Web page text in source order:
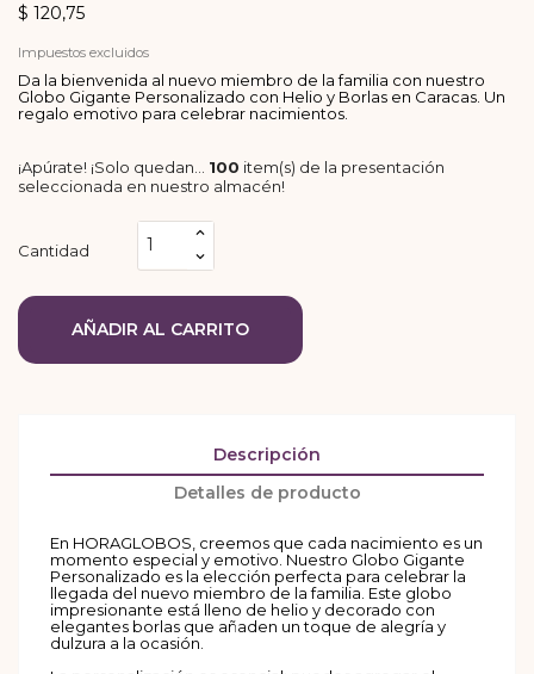
$ 120,75
Impuestos excluidos
Da la bienvenida al nuevo miembro de la familia con nuestro
Globo Gigante Personalizado con Helio y Borlas en Caracas. Un
regalo emotivo para celebrar nacimientos.
¡Apúrate! ¡Solo quedan… 100 item(s) de la presentación
seleccionada en nuestro almacén!
Cantidad
AÑADIR AL CARRITO
Descripción
Detalles de producto
En HORAGLOBOS, creemos que cada nacimiento es un
momento especial y emotivo. Nuestro Globo Gigante
Personalizado es la elección perfecta para celebrar la
llegada del nuevo miembro de la familia. Este globo
impresionante está lleno de helio y decorado con
elegantes borlas que añaden un toque de alegría y
dulzura a la ocasión.